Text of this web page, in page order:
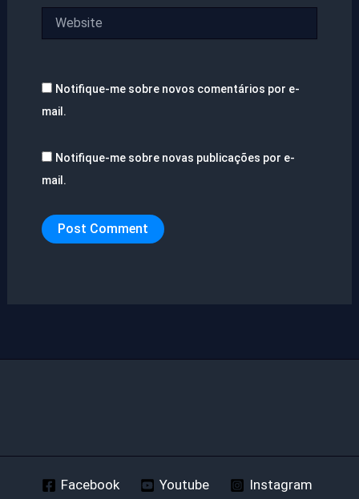
Notifique-me sobre novos comentários por e-
mail.
Notifique-me sobre novas publicações por e-
mail.
Facebook Youtube Instagram